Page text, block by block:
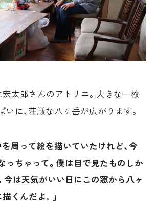
太郎さんのアトリエ。大きな一枚
いに、荘厳な八ヶ岳が広がります。
を周って絵を描いていたけれど、今
っちゃって。僕は目で見たものしか
今は天気がいい日にこの窓から八ヶ
くんだよ。」